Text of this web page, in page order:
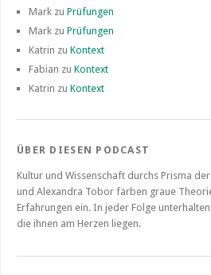
Mark zu Prüfungen
Mark zu Prüfungen
Katrin zu Kontext
Fabian zu Kontext
Katrin zu Kontext
ÜBER DIESEN PODCAST
Kultur und Wissenschaft durchs Prisma
und Alexandra Tobor färben graue
Erfahrungen ein. In jeder Folge
die ihnen am Herzen liegen.